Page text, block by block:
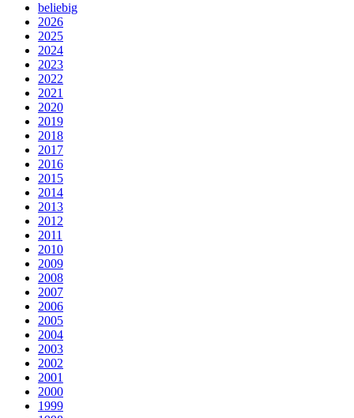
beliebig
2026
2025
2024
2023
2022
2021
2020
2019
2018
2017
2016
2015
2014
2013
2012
2011
2010
2009
2008
2007
2006
2005
2004
2003
2002
2001
2000
1999